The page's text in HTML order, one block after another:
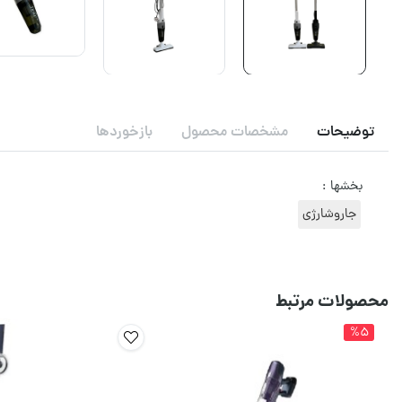
توضیحات مشخصات محصول بازخوردها
بخشها :
جاروشارژی
محصولات مرتبط
%5